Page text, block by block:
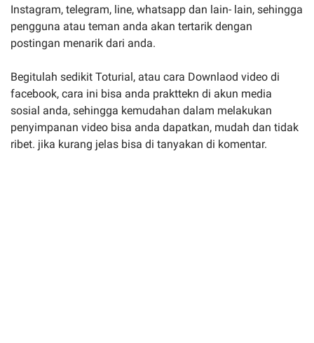
Instagram, telegram, line, whatsapp dan lain- lain, sehingga
pengguna atau teman anda akan tertarik dengan
postingan menarik dari anda.
Begitulah sedikit Toturial, atau cara Downlaod video di
facebook, cara ini bisa anda prakttekn di akun media
sosial anda, sehingga kemudahan dalam melakukan
penyimpanan video bisa anda dapatkan, mudah dan tidak
ribet. jika kurang jelas bisa di tanyakan di komentar.